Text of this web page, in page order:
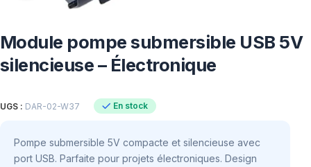
Module pompe submersible USB 5V
silencieuse – Électronique
UGS : DAR-02-W37 En stock
Pompe submersible 5V compacte et silencieuse avec
port USB. Parfaite pour projets électroniques. Design